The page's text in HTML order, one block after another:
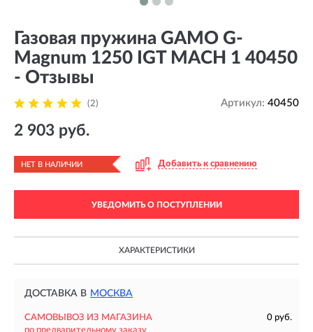
Газовая пружина GAMO G-
Magnum 1250 IGT MACH 1 40450
- Отзывы
(2) Артикул: 40450
2 903 руб.
НЕТ В НАЛИЧИИ Добавить к сравнению
УВЕДОМИТЬ О ПОСТУПЛЕНИИ
ХАРАКТЕРИСТИКИ
ДОСТАВКА В МОСКВА
САМОВЫВОЗ ИЗ МАГАЗИНА
0 руб.